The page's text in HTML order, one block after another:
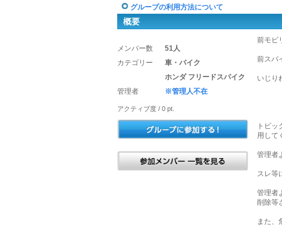
グループの利用方法について
概要
メンバー数
51人
カテゴリー
車・バイク
ホンダ フリードスパイク
管理者
※管理人不在
アクティブ度 / 0 pt.
前モビ
前スパ
いじり
トピ
用して
管理者
スレ等
管理者
削除等
また、